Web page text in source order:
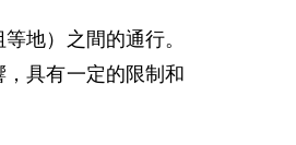
地）之間的通行。
具有一定的限制和